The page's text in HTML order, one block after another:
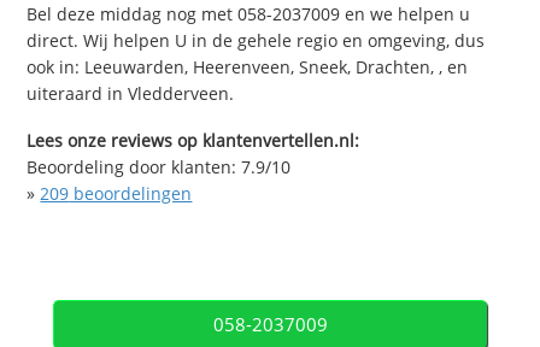
Bel deze middag nog met 058-2037009 en we helpen u
direct. Wij helpen U in de gehele regio en omgeving, dus
ook in: Leeuwarden, Heerenveen, Sneek, Drachten, , en
uiteraard in Vledderveen.
Lees onze reviews op klantenvertellen.nl:
Beoordeling door klanten:7.9/10
» 209 beoordelingen
058-2037009